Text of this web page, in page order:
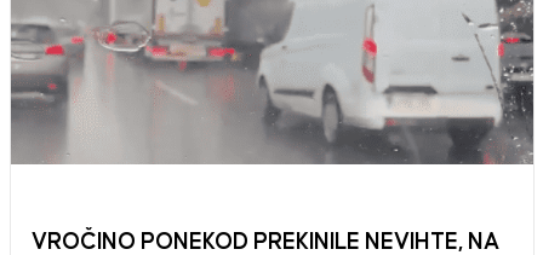
VROČINO PONEKOD PREKINILE NEVIHTE, NA